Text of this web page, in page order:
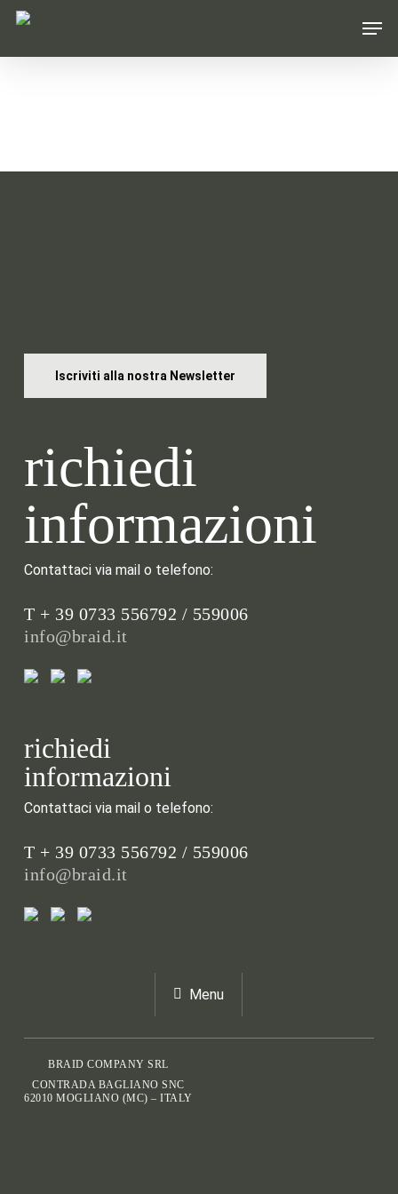
Skip
main
Iscriviti alla nostra Newsletter
richiedi
informazioni
Contattaci via mail o telefono:
T + 39 0733 556792 / 559006
info@braid.it
richiedi
informazioni
Contattaci via mail o telefono:
T + 39 0733 556792 / 559006
info@braid.it
Menu
BRAID COMPANY SRL
CONTRADA BAGLIANO SNC
62010 MOGLIANO (MC) – ITALY